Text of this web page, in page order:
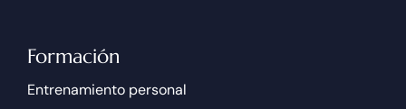
Formación
Entrenamiento personal